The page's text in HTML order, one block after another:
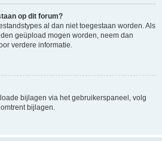
op dit forum?
al dan niet toegestaan worden. Als
geüpload mogen worden, neem dan
verdere informatie.
bijlagen via het gebruikerspaneel, volg
bijlagen.